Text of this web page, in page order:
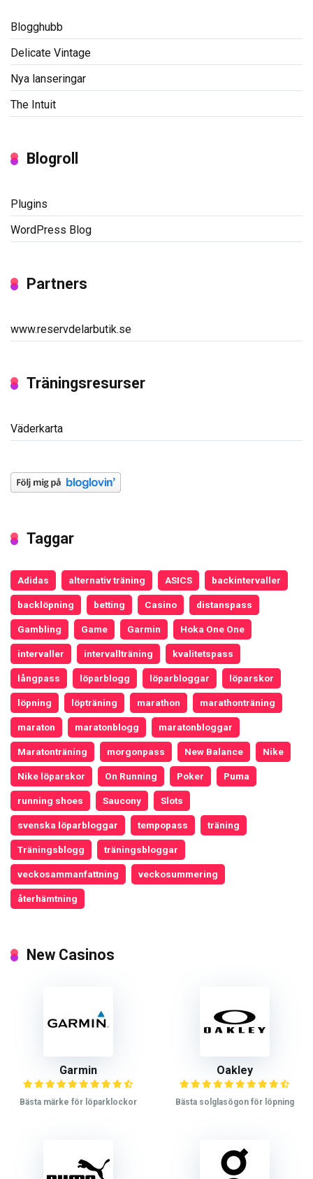
Blogghubb
Delicate Vintage
Nya lanseringar
The Intuit
Blogroll
Plugins
WordPress Blog
Partners
www.reservdelarbutik.se
Träningsresurser
Väderkarta
Taggar
Adidas alternativ träning ASICS backintervaller
backlöpning betting Casino distanspass
Gambling Game Garmin Hoka One One
intervaller intervallträning kvalitetspass
långpass löparblogg löparbloggar löparskor
löpning löpträning marathon marathonträning
maraton maratonblogg maratonbloggar
Maratonträning morgonpass New Balance Nike
Nike löparskor On Running Poker Puma
running shoes Saucony Slots
svenska löparbloggar tempopass träning
Träningsblogg träningsbloggar
veckosammanfattning veckosummering
återhämtning
New Casinos
Garmin
Bästa märke för löparklockor
Oakley
Bästa solglasögon för löpning